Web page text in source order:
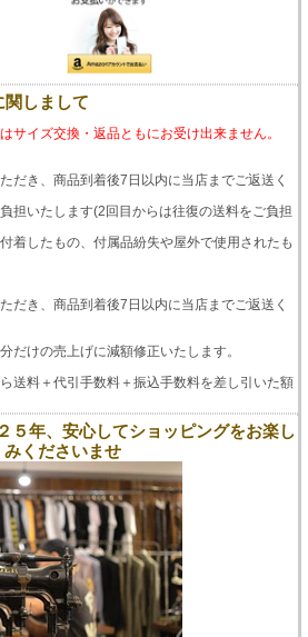
関しまして
サイズ交換・返品ともにお受け出来ません。
だき、商品到着後7日以内に当店までご返送く
担いたします(2回目からは往復の送料をご負担
着したもの、付属品紛失や屋外で使用されたも
だき、商品到着後7日以内に当店までご返送く
だけの売上げに減額修正いたします。
送料＋代引手数料＋振込手数料を差し引いた額
５年、安心してショッピングをお楽し
みくださいませ